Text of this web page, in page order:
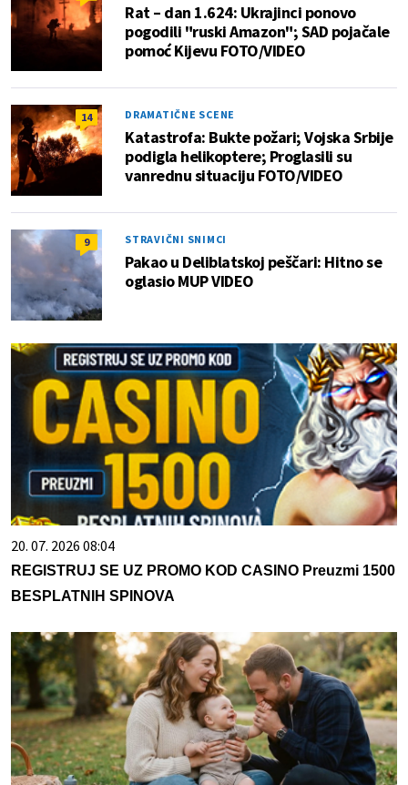
Rat – dan 1.624: Ukrajinci ponovo
pogodili "ruski Amazon"; SAD pojačale
pomoć Kijevu FOTO/VIDEO
14 DRAMATIČNE SCENE
Katastrofa: Bukte požari; Vojska Srbije
podigla helikoptere; Proglasili su
vanrednu situaciju FOTO/VIDEO
9 STRAVIČNI SNIMCI
Pakao u Deliblatskoj peščari: Hitno se
oglasio MUP VIDEO
20. 07. 2026 08:04
REGISTRUJ SE UZ PROMO KOD CASINO Preuzmi 1500
BESPLATNIH SPINOVA